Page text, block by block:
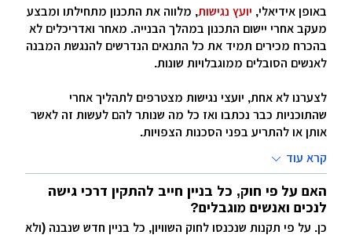
באופן אידיאלי, יועץ נגישות, מלווה את התכנון מתחילתו ומבצע
מעקב אחרי יישום התכנון במהלך הבנייה. מאחר ואדריכלים לא
בהכרח מכירים תמיד את כל התנאים הנדרשים להנגשת המבנה
לאנשים הסובלים ממוגבלויות שונות.
לצערנו לא אחת, יועצי נגישות מצטרפים לתהליך אחרי
שהתוכניות כבר נכתבו ואז כל מה שנותר להם לעשות זה לאשר
אותן או להתריע בפני הסכנות הצפויות.
קרא עוד
האם על פי חוק, כל בניין חייב להתקין דרכי גישה
לנכים ואנשים מוגבלים?
כן. על פי תקנות שנכנסו לחוק השוויון, כל בניין חדש שנבנה (ולא